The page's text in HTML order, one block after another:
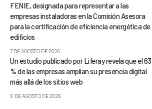
FENIE, designada para representar a las
empresas instaladoras en la Comisión Asesora
para la certificación de eficiencia energética de
edificios
7 DE AGOSTO DE 2026
Un estudio publicado por Liferay revela que el 63
% de las empresas amplían su presencia digital
más allá de los sitios web
6 DE AGOSTO DE 2026